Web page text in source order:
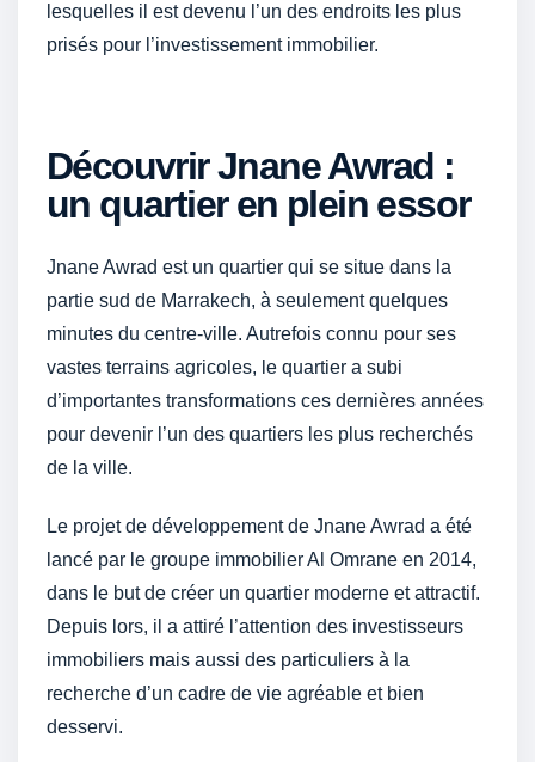
lesquelles il est devenu l’un des endroits les plus
prisés pour l’investissement immobilier.
Découvrir Jnane Awrad :
un quartier en plein essor
Jnane Awrad est un quartier qui se situe dans la
partie sud de Marrakech, à seulement quelques
minutes du centre-ville. Autrefois connu pour ses
vastes terrains agricoles, le quartier a subi
d’importantes transformations ces dernières années
pour devenir l’un des quartiers les plus recherchés
de la ville.
Le projet de développement de Jnane Awrad a été
lancé par le groupe immobilier Al Omrane en 2014,
dans le but de créer un quartier moderne et attractif.
Depuis lors, il a attiré l’attention des investisseurs
immobiliers mais aussi des particuliers à la
recherche d’un cadre de vie agréable et bien
desservi.